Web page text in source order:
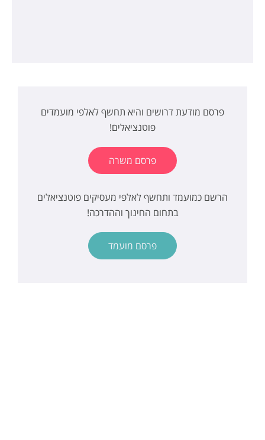
פרסם מודעת דרושים והיא תחשף לאלפי מועמדים
פוטנציאלים!
פרסם משרה
הרשם כמועמד ותחשף לאלפי מעסיקים פוטנציאלים
בתחום החינוך וההדרכה!
פרסם מועמד